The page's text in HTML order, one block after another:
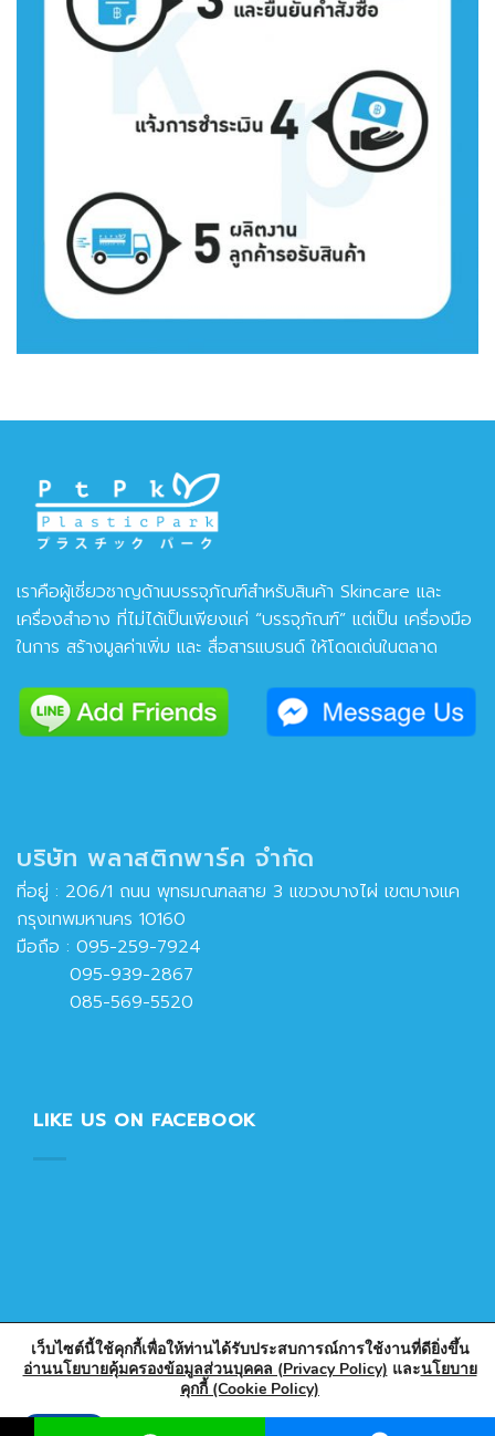
เราคือผู้เชี่ยวชาญด้านบรรจุภัณฑ์สำหรับสินค้า Skincare และ
เครื่องสำอาง ที่ไม่ได้เป็นเพียงแค่ “บรรจุภัณฑ์” แต่เป็น เครื่องมือ
ในการ สร้างมูลค่าเพิ่ม และ สื่อสารแบรนด์ ให้โดดเด่นในตลาด
บริษัท พลาสติกพาร์ค จำกัด
ที่อยู่ : 206/1 ถนน พุทธมณฑลสาย 3 แขวงบางไผ่ เขตบางแค
กรุงเทพมหานคร 10160
มือถือ : 095-259-7924
095-939-2867
085-569-5520
LIKE US ON FACEBOOK
Copyright 2026 © Designed & Developed by PlasticPark
Store
เว็บไซต์นี้ใช้คุกกี้เพื่อให้ท่านได้รับประสบการณ์การใช้งานที่ดียิ่งขึ้น
อ่านนโยบายคุ้มครองข้อมูลส่วนบุคคล (Privacy Policy) และนโยบาย
คุกกี้ (Cookie Policy)